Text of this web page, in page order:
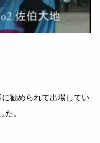
勧められて出場してい
た。